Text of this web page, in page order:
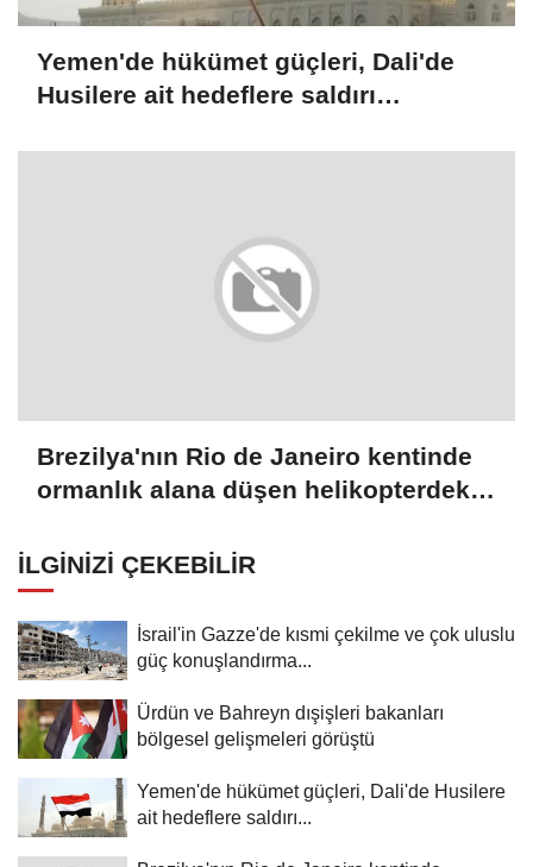
Yemen'de hükümet güçleri, Dali'de
Husilere ait hedeflere saldırı
Brezilya'nın Rio de Janeiro kentinde
ormanlık alana düşen helikopterdeki
İLGINIZI ÇEKEBILIR
İsrail'in Gazze'de kısmi çekilme ve çok uluslu
güç konuşlandırma...
Ürdün ve Bahreyn dışişleri bakanları
bölgesel gelişmeleri görüştü
Yemen'de hükümet güçleri, Dali'de Husilere
ait hedeflere saldırı...